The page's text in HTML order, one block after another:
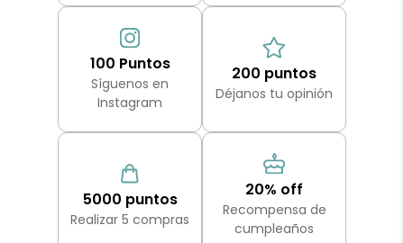
100 Puntos
Síguenos en
Instagram
200 puntos
Déjanos tu opinión
5000 puntos
Realizar 5 compras
20% off
Recompensa de
cumpleaños